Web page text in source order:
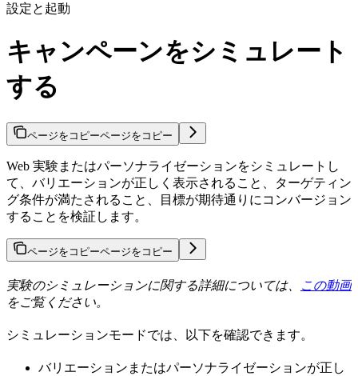
設定と起動
キャンペーンをシミュレート
する
ページをコピーページをコピー
Web 実験またはパーソナライゼーションをシミュレートし
て、バリエーションが正しく表示されること、ターゲティン
グ条件が満たされること、目標が期待通りにコンバージョン
することを検証します。
ページをコピーページをコピー
実験のシミュレーションに関する詳細については、
この動画
をご覧ください。
シミュレーションモードでは、以下を確認できます。
バリエーションまたはパーソナライゼーションが正し